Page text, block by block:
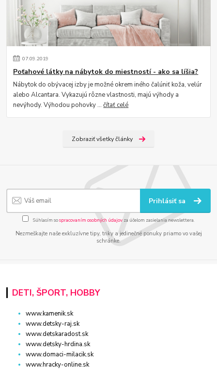
07.09.2019
Poťahové látky na nábytok do miestností - ako sa líšia?
Nábytok do obývacej izby je možné okrem iného čalúniť koža, velúr
alebo Alcantara. Vykazujú rôzne vlastnosti, majú výhody a
nevýhody. Výhodou pohovky ...čítať celé
Zobraziť všetky články
Prihlásiť sa
Súhlasím sospracovaním osobných údajov za účelom zasielania newslettera.
Nezmeškajte naše exkluzívne tipy, triky a jedinečné ponuky priamo vo vašej
schránke.
DETI, ŠPORT, HOBBY
www.kamenik.sk
www.detsky-raj.sk
www.detskaradost.sk
www.detsky-hrdina.sk
www.domaci-milacik.sk
www.hracky-online.sk